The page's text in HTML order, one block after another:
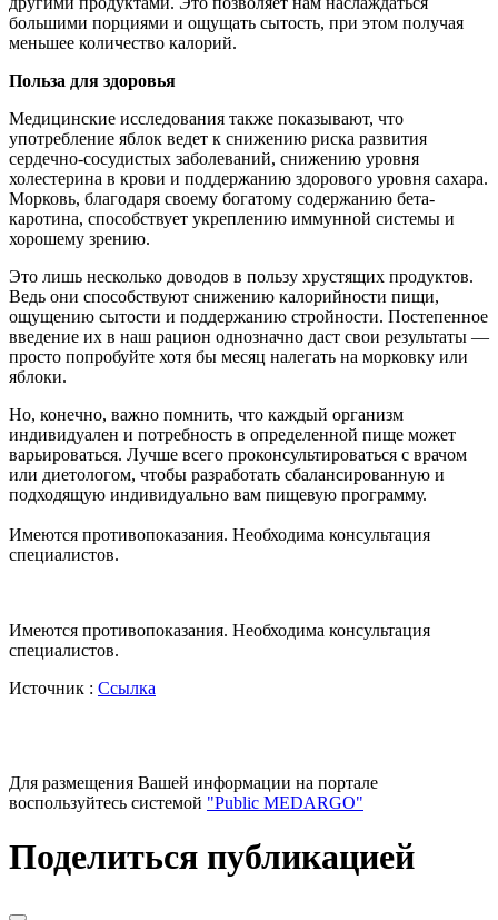
большими порциями и ощущать сытость, при этом получая
меньшее количество калорий.
Польза для здоровья
Медицинские исследования также показывают, что
употребление яблок ведет к снижению риска развития
сердечно-сосудистых заболеваний, снижению уровня
холестерина в крови и поддержанию здорового уровня сахара.
Морковь, благодаря своему богатому содержанию бета-
каротина, способствует укреплению иммунной системы и
хорошему зрению.
Это лишь несколько доводов в пользу хрустящих продуктов.
Ведь они способствуют снижению калорийности пищи,
ощущению сытости и поддержанию стройности. Постепенное
введение их в наш рацион однозначно даст свои результаты —
просто попробуйте хотя бы месяц налегать на морковку или
яблоки.
Но, конечно, важно помнить, что каждый организм
индивидуален и потребность в определенной пище может
варьироваться. Лучше всего проконсультироваться с врачом
или диетологом, чтобы разработать сбалансированную и
подходящую индивидуально вам пищевую программу.
Имеются противопоказания. Необходима консультация
специалистов.
Имеются противопоказания. Необходима консультация
специалистов.
Источник : Ссылка
Для размещения Вашей информации на портале
воспользуйтесь системой "Public MEDARGO"
Поделиться публикацией